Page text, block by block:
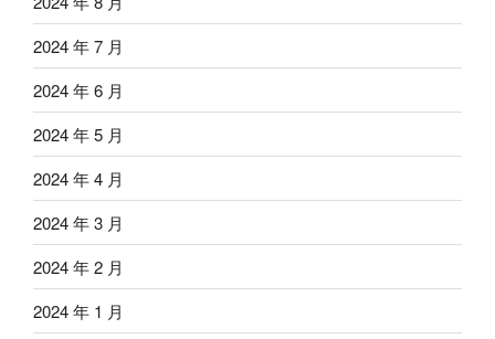
2024 年 7 月
2024 年 6 月
2024 年 5 月
2024 年 4 月
2024 年 3 月
2024 年 2 月
2024 年 1 月